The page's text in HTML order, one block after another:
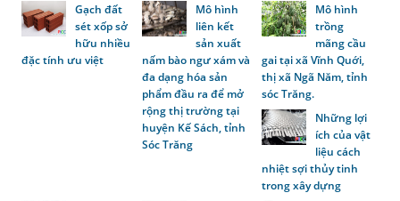
Gạch đất
sét xốp sở
hữu nhiều
đặc tính ưu việt
Mô hình
liên kết
sản xuất
nấm bào ngư xám và
đa dạng hóa sản
phẩm đầu ra để mở
rộng thị trường tại
huyện Kế Sách, tỉnh
Sóc Trăng
Mô hình
trồng
mãng cầu
gai tại xã Vĩnh Quới,
thị xã Ngã Năm, tỉnh
sóc Trăng.
Những lợi
ích của vật
liệu cách
nhiệt sợi thủy tinh
trong xây dựng